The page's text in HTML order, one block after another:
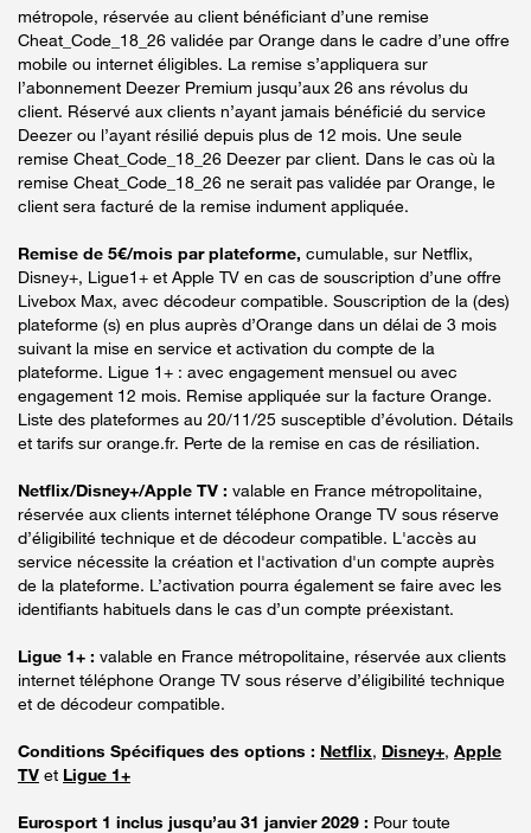
métropole, réservée au client bénéficiant d’une remise
Cheat_Code_18_26 validée par Orange dans le cadre d’une offre
mobile ou internet éligibles. La remise s’appliquera sur
l’abonnement Deezer Premium jusqu’aux 26 ans révolus du
client. Réservé aux clients n’ayant jamais bénéficié du service
Deezer ou l’ayant résilié depuis plus de 12 mois. Une seule
remise Cheat_Code_18_26 Deezer par client. Dans le cas où la
remise Cheat_Code_18_26 ne serait pas validée par Orange, le
client sera facturé de la remise indument appliquée.
Remise de 5€/mois par plateforme, cumulable, sur Netflix,
Disney+, Ligue1+ et Apple TV en cas de souscription d’une offre
Livebox Max, avec décodeur compatible. Souscription de la (des)
plateforme (s) en plus auprès d’Orange dans un délai de 3 mois
suivant la mise en service et activation du compte de la
plateforme. Ligue 1+ : avec engagement mensuel ou avec
engagement 12 mois. Remise appliquée sur la facture Orange.
Liste des plateformes au 20/11/25 susceptible d’évolution. Détails
et tarifs sur orange.fr. Perte de la remise en cas de résiliation.
Netflix/Disney+/Apple TV : valable en France métropolitaine,
réservée aux clients internet téléphone Orange TV sous réserve
d’éligibilité technique et de décodeur compatible. L'accès au
service nécessite la création et l'activation d'un compte auprès
de la plateforme. L’activation pourra également se faire avec les
identifiants habituels dans le cas d’un compte préexistant.
Ligue 1+ : valable en France métropolitaine, réservée aux clients
internet téléphone Orange TV sous réserve d’éligibilité technique
et de décodeur compatible.
Conditions Spécifiques des options : Netflix, Disney+, Apple
TV et Ligue 1+
Eurosport 1 inclus jusqu’au 31 janvier 2029 : Pour toute